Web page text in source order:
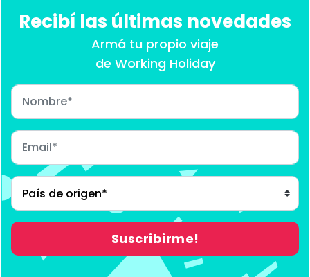
Recibí las últimas novedades
Armá tu propio viaje
de Working Holiday